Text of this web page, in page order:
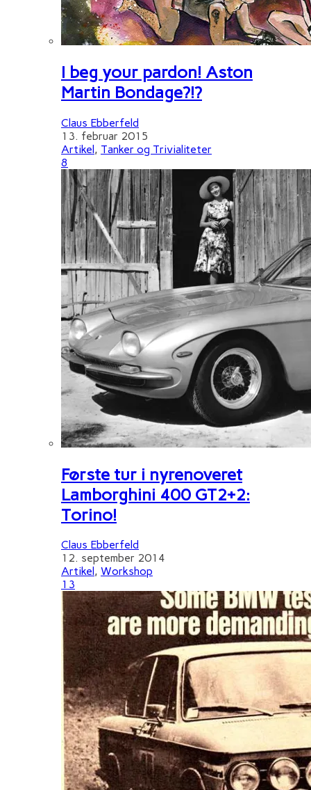
I beg your pardon! Aston
Martin Bondage?!?
Claus Ebberfeld
13. februar 2015
Artikel, Tanker og Trivialiteter
8
Første tur i nyrenoveret
Lamborghini 400 GT2+2:
Torino!
Claus Ebberfeld
12. september 2014
Artikel , Workshop
13